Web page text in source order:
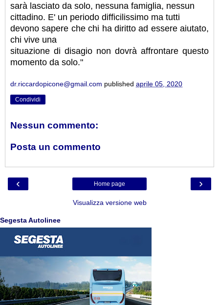
sarà lasciato da solo, nessuna famiglia, nessun
cittadino. E' un periodo difficilissimo ma tutti
devono sapere che chi ha diritto ad essere aiutato,
chi vive una
situazione di disagio non dovrà affrontare questo
momento da solo."
dr.riccardopicone@gmail.com published aprile 05, 2020
Condividi
Nessun commento:
Posta un commento
‹ ›
Home page
Visualizza versione web
Segesta Autolinee